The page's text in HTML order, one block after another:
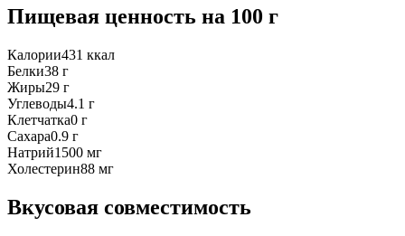
Пищевая ценность на 100 г
Калории431 ккал
Белки38 г
Жиры29 г
Углеводы4.1 г
Клетчатка0 г
Сахара0.9 г
Натрий1500 мг
Холестерин88 мг
Вкусовая совместимость